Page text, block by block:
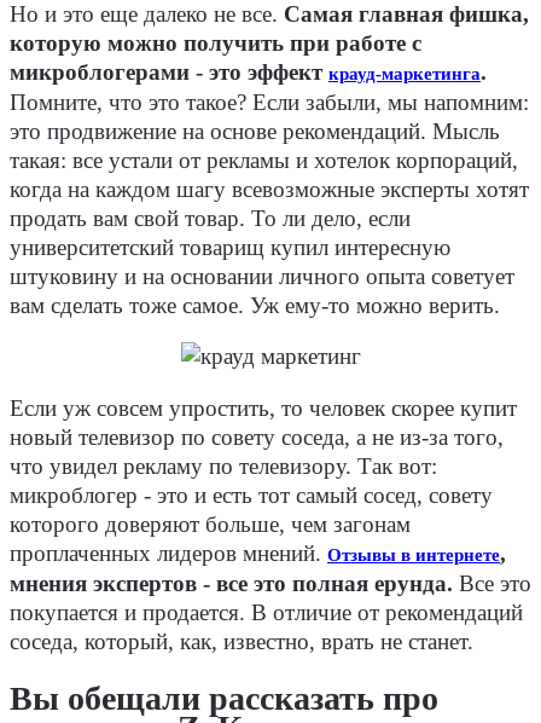
Но и это еще далеко не все. Самая главная фишка,
которую можно получить при работе с
микроблогерами - это эффект крауд-маркетинга.
Помните, что это такое? Если забыли, мы напомним:
это продвижение на основе рекомендаций. Мысль
такая: все устали от рекламы и хотелок корпораций,
когда на каждом шагу всевозможные эксперты хотят
продать вам свой товар. То ли дело, если
университетский товарищ купил интересную
штуковину и на основании личного опыта советует
вам сделать тоже самое. Уж ему-то можно верить.
Если уж совсем упростить, то человек скорее купит
новый телевизор по совету соседа, а не из-за того,
что увидел рекламу по телевизору. Так вот:
микроблогер - это и есть тот самый сосед, совету
которого доверяют больше, чем загонам
проплаченных лидеров мнений. Отзывы в интернете,
мнения экспертов - все это полная ерунда. Все это
покупается и продается. В отличие от рекомендаций
соседа, который, как, известно, врать не станет.
Вы обещали рассказать про